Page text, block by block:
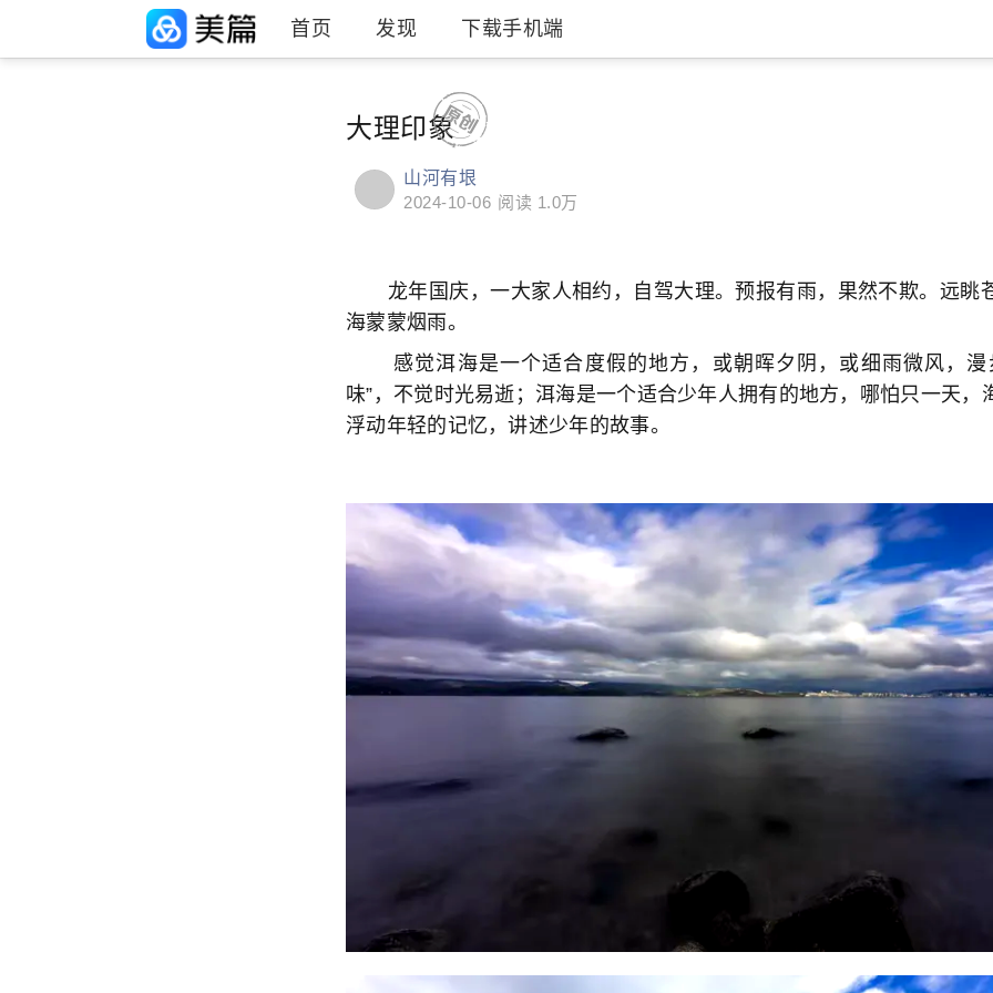
首页 发现 下载手机端
大理印象
山河有垠
2024-10-06 阅读 1.0万
龙年国庆，一大家人相约，自驾大理。预报有雨，果然不欺。远眺
海蒙蒙烟雨。
感觉洱海是一个适合度假的地方，或朝晖夕阴，或细雨微风，漫
味”，不觉时光易逝；洱海是一个适合少年人拥有的地方，哪怕只一天，
浮动年轻的记忆，讲述少年的故事。